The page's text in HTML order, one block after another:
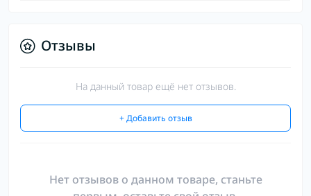
Отзывы
На данный товар ещё нет отзывов.
+ Добавить отзыв
Нет отзывов о данном товаре, станьте